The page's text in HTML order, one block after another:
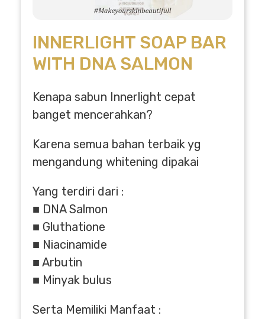
INNERLIGHT SOAP BAR
WITH DNA SALMON
Kenapa sabun Innerlight cepat
banget mencerahkan?
Karena semua bahan terbaik yg
mengandung whitening dipakai
Yang terdiri dari :
■ DNA Salmon
■ Gluthatione
■ Niacinamide
■ Arbutin
■ Minyak bulus
Serta Memiliki Manfaat :